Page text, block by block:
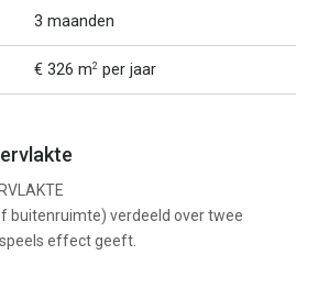
3 maanden
€ 326 m2 per jaar
buitenruimte) verdeeld over twee
effect geeft.